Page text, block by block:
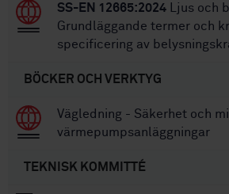
SS-EN 12665:2024 Ljus och
Grundläggande termer och
specificering av
BÖCKER OCH VERKTYG
Vägledning - Säkerhet och
värmepumpsanläggningar
TEKNISK KOMMITTÉ